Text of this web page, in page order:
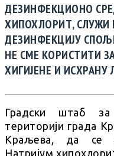
ДЕЗИНФЕКЦИОНО
ХИПОХЛОРИТ, СЛУЖИ
ДЕЗИНФЕКЦИЈУ
НЕ СМЕ КОРИСТИТИ
ХИГИЈЕНЕ И
Градски штаб за
територији града
Краљева, да се
Натријум